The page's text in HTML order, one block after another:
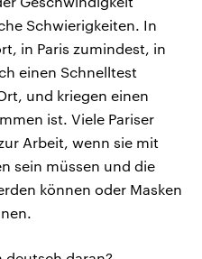
Schwierigkeiten. In
in Paris zumindest, in
einen Schnelltest
und kriegen einen
ist. Viele Pariser
Arbeit, wenn sie mit
sein müssen und die
können oder Masken